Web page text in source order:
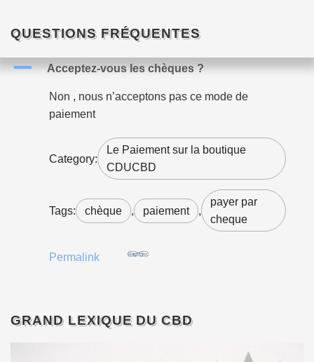
QUESTIONS FRÉQUENTES
A Acceptez-vous les chèques ?
Non , nous n’acceptons pas ce mode de
paiement
Category:
Le Paiement sur la boutique
CDUCBD
Tags: chèque , paiement ,
payer par
cheque
Permalink
GRAND LEXIQUE DU CBD